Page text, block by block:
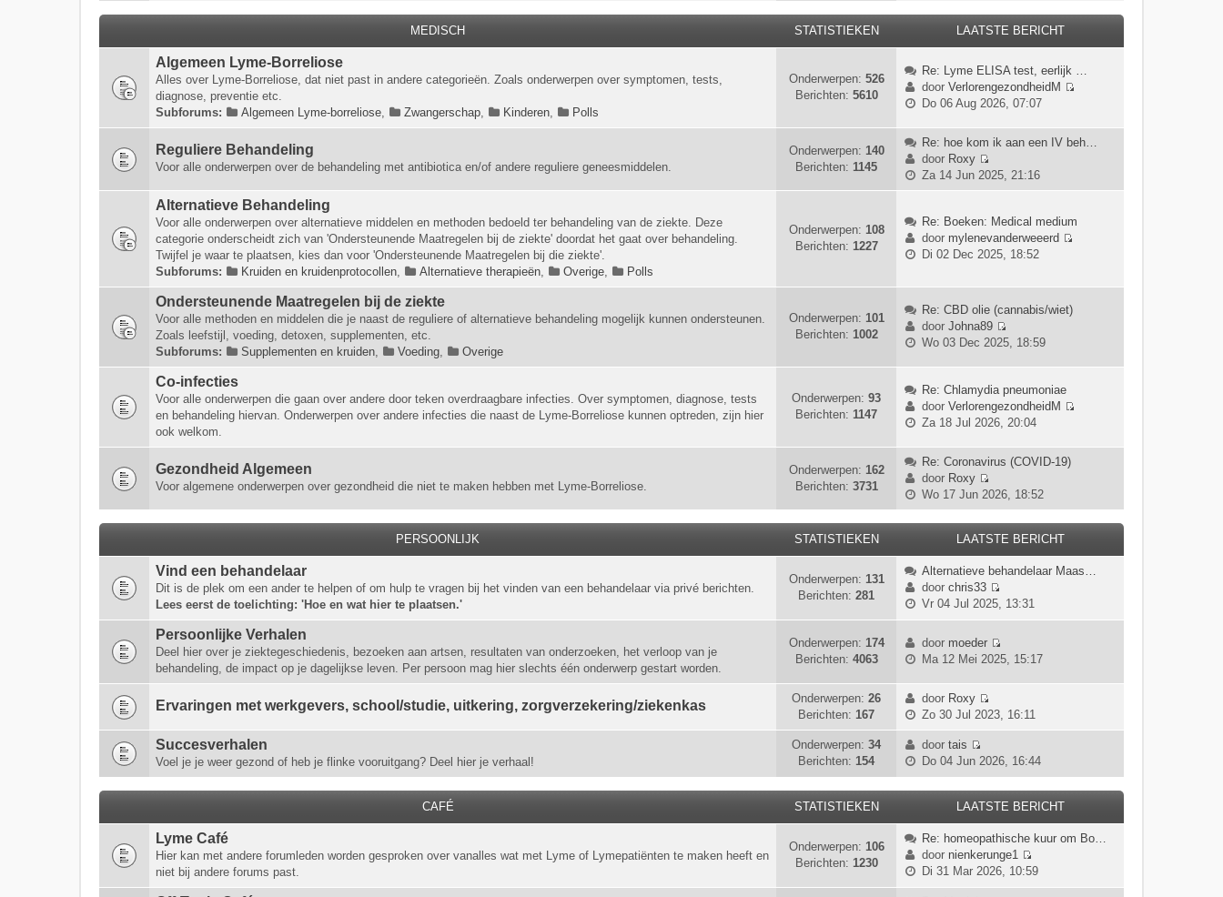
c
h
s
t
e
b
e
r
c
h
l
a
a
t
t
b
e
i
t
k
j
l
t
s
b
r
t
MEDISCH STATISTIEKEN LAATSTE BERICHT
Algemeen Lyme-Borreliose
Alles over Lyme-Borreliose, dat niet past in andere categorieën. Zoals onderwerpen over symptomen, tests,
diagnose, preventie etc.
Subforums:
Algemeen Lyme-borreliose, Zwangerschap, Kinderen, Polls
Onderwerpen: 526
Berichten: 5610
Re: Lyme ELISA test, eerlijk …
door VerlorengezondheidM
k
i
a
Do 06 Aug 2026, 07:07
Reguliere Behandeling
Voor alle onderwerpen over de behandeling met antibiotica en/of andere reguliere geneesmiddelen.
Onderwerpen: 140
Berichten: 1145
Re: hoe kom ik aan een IV beh…
door Roxy
B
e
j
k
a
t
s
t
e
b
r
c
h
Za 14 Jun 2025, 21:16
Alternatieve Behandeling
Voor alle onderwerpen over alternatieve middelen en methoden bedoeld ter behandeling van de ziekte. Deze
categorie onderscheidt zich van 'Ondersteunende Maatregelen bij de ziekte' doordat het gaat over behandeling.
Twijfel je waar te plaatsen, kies dan voor 'Ondersteunende Maatregelen bij die ziekte'.
Subforums:
Kruiden en kruidenprotocollen, Alternatieve therapieën, Overige, Polls
Onderwerpen: 108
Berichten: 1227
Re: Boeken: Medical medium
door mylenevanderweeerd
j
a
s
e
i
Di 02 Dec 2025, 18:52
Ondersteunende Maatregelen bij de ziekte
Voor alle methoden en middelen die je naast de reguliere of alternatieve behandeling mogelijk kunnen ondersteunen.
Zoals leefstijl, voeding, detoxen, supplementen, etc.
Subforums:
Supplementen en kruiden, Voeding, Overige
Onderwerpen: 101
Berichten: 1002
Re: CBD olie (cannabis/wiet)
door Johna89
B
k
i
j
k
a
s
e
e
i
Wo 03 Dec 2025, 18:59
Co-infecties
Voor alle onderwerpen die gaan over andere door teken overdraagbare infecties. Over symptomen, diagnose, tests
en behandeling hiervan. Onderwerpen over andere infecties die naast de Lyme-Borreliose kunnen optreden, zijn hier
ook welkom.
Onderwerpen: 93
Berichten: 1147
Re: Chlamydia pneumoniae
door VerlorengezondheidM
k
t
i
t
Za 18 Jul 2026, 20:04
Gezondheid Algemeen
Voor algemene onderwerpen over gezondheid die niet te maken hebben met Lyme-Borreliose.
Onderwerpen: 162
Berichten: 3731
Re: Coronavirus (COVID-19)
door Roxy
B
e
k
i
j
k
a
a
s
e
e
c
t
Wo 17 Jun 2026, 18:52
PERSOONLIJK STATISTIEKEN LAATSTE BERICHT
Vind een behandelaar
Dit is de plek om een ander te helpen of om hulp te vragen bij het vinden van een behandelaar via privé berichten.
Lees eerst de toelichting: 'Hoe en wat hier te plaatsen.'
Onderwerpen: 131
Berichten: 281
Alternatieve behandelaar Maas…
door chris33
B
i
j
k
a
a
s
t
b
r
i
c
Vr 04 Jul 2025, 13:31
Persoonlijke Verhalen
Deel hier over je ziektegeschiedenis, bezoeken aan artsen, resultaten van onderzoeken, het verloop van je
behandeling, de impact op je dagelijkse leven. Per persoon mag hier slechts één onderwerp gestart worden.
Onderwerpen: 174
Berichten: 4063
door moeder
B
k
j
l
a
t
t
e
b
Ma 12 Mei 2025, 15:17
Ervaringen met werkgevers, school/studie, uitkering, zorgverzekering/ziekenkas Onderwerpen: 26
Berichten: 167
door Roxy
B
i
j
k
l
a
a
t
s
t
Zo 30 Jul 2023, 16:11
Succesverhalen
Voel je je weer gezond of heb je flinke vooruitgang? Deel hier je verhaal!
Onderwerpen: 34
Berichten: 154
door tais
B
k
i
j
k
l
a
a
Do 04 Jun 2026, 16:44
CAFÉ STATISTIEKEN LAATSTE BERICHT
Lyme Café
Hier kan met andere forumleden worden gesproken over vanalles wat met Lyme of Lymepatiënten te maken heeft en
niet bij andere forums past.
Onderwerpen: 106
Berichten: 1230
Re: homeopathische kuur om Bo…
door nienkerunge1
B
Di 31 Mar 2026, 10:59